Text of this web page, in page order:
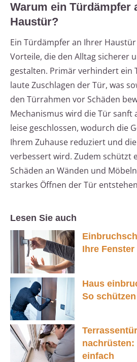
Warum ein Türdämpfer
Haustür?
Ein Türdämpfer an Ihrer
Vorteile, die den Alltag sicherer
gestalten. Primär verhindert ein
laute Zuschlagen der Tür, was
den Türrahmen vor Schäden
Mechanismus wird die Tür sanft
leise geschlossen, wodurch die
Ihrem Zuhause reduziert und
verbessert wird. Zudem schützt
Schäden an Wänden und
starkes Öffnen der Tür
Lesen Sie auch
Ihre Fenster
Haus
So
nachrüsten:
einfach